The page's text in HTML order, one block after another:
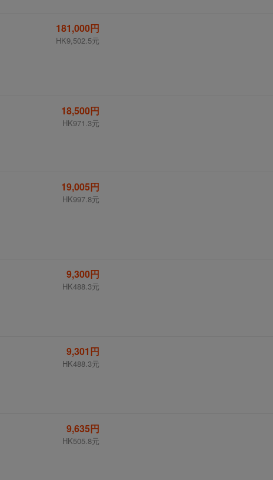
181,000円
HK9,502.5元
18,500円
HK971.3元
19,005円
HK997.8元
9,300円
HK488.3元
9,301円
HK488.3元
9,635円
HK505.8元